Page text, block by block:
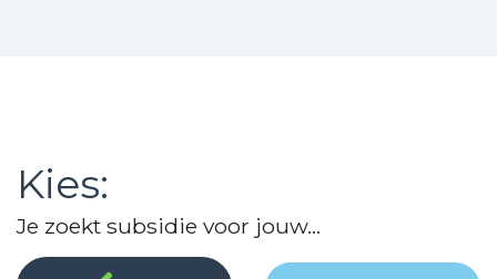
Kies:
Je zoekt subsidie voor jouw...